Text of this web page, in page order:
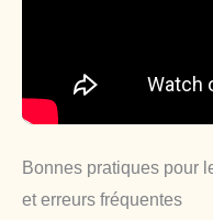
Bonnes pratiques pour
et erreurs fréquentes